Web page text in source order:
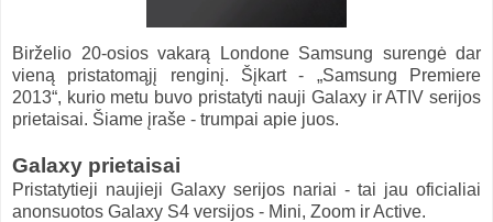
Birželio 20-osios vakarą Londone Samsung surengė dar
vieną pristatomąjį renginį. Šįkart - „Samsung Premiere
2013“, kurio metu buvo pristatyti nauji Galaxy ir ATIV serijos
prietaisai. Šiame įraše - trumpai apie juos.
Galaxy prietaisai
Pristatytieji naujieji Galaxy serijos nariai - tai jau oficialiai
anonsuotos Galaxy S4 versijos - Mini, Zoom ir Active.